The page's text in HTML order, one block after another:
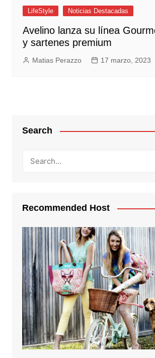
LifeStyle Noticias Destacadas
Avelino lanza su línea
y sartenes premium
Matias Perazzo 17 marzo, 2023
Search
Recommended Host